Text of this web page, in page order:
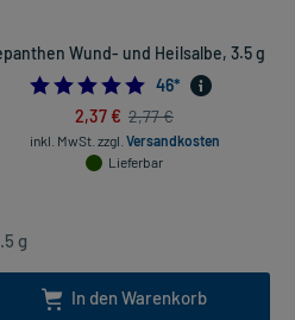
Wund- und Heilsalbe, 3.5 g
5.0
46*
2,37 € 2,77 €
inkl. MwSt. zzgl. Versandkosten
Lieferbar
In den Warenkorb